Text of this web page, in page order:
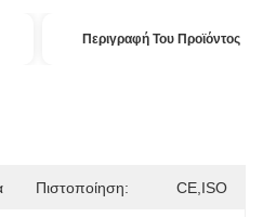
Περιγραφή Του Προϊόντος
Πιστοποίηση: CE,ISO